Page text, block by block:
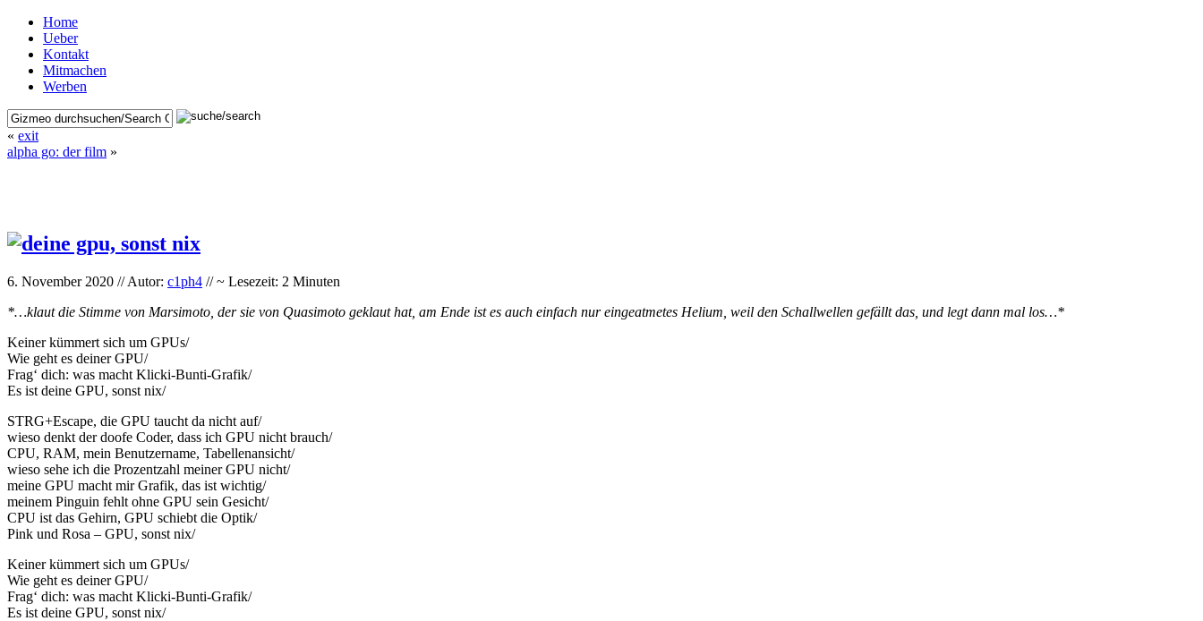
Home
Ueber
Kontakt
Mitmachen
Werben
« exit
alpha go: der film »
6. November 2020 // Autor: c1ph4 // ~ Lesezeit: 2 Minuten
*…klaut die Stimme von Marsimoto, der sie von Quasimoto geklaut hat, am Ende ist es auch einfach nur eingeatmetes Helium, weil den Schallwellen gefällt das, und legt dann mal los…*
Keiner kümmert sich um GPUs/
Wie geht es deiner GPU/
Frag‘ dich: was macht Klicki-Bunti-Grafik/
Es ist deine GPU, sonst nix/
STRG+Escape, die GPU taucht da nicht auf/
wieso denkt der doofe Coder, dass ich GPU nicht brauch/
CPU, RAM, mein Benutzername, Tabellenansicht/
wieso sehe ich die Prozentzahl meiner GPU nicht/
meine GPU macht mir Grafik, das ist wichtig/
meinem Pinguin fehlt ohne GPU sein Gesicht/
CPU ist das Gehirn, GPU schiebt die Optik/
Pink und Rosa – GPU, sonst nix/
Keiner kümmert sich um GPUs/
Wie geht es deiner GPU/
Frag‘ dich: was macht Klicki-Bunti-Grafik/
Es ist deine GPU, sonst nix/